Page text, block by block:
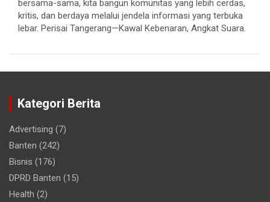
bersama-sama, kita bangun komunitas yang lebih cerdas,
kritis, dan berdaya melalui jendela informasi yang terbuka
lebar. Perisai Tangerang—Kawal Kebenaran, Angkat Suara.
Kategori Berita
Advertising (7)
Banten (242)
Bisnis (176)
DPRD Banten (15)
Health (2)